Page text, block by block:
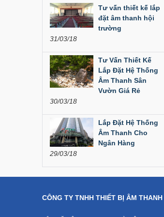
Liên hệ
Dàn âm thanh hội
200,000,000 đ
Bàn Mixer
Allen&Heath...
Bàn Mixer
Allen&Heath...
Tư vấn thiết kế lắp
đặt âm thanh hội
trường
31/03/18
Tư Vấn Thiết Kế
Lắp Đặt Hệ Thống
Âm Thanh Sân
Vườn Giá Rẻ
30/03/18
Lắp Đặt Hệ Thống
Âm Thanh Cho
Ngân Hàng
29/03/18
CÔNG TY TNHH THIẾT BỊ ÂM